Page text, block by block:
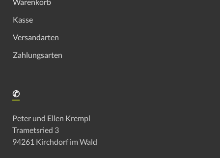
Kasse
Versandarten
Zahlungsarten
✆
Peter und Ellen Krempl
Trametsried 3
94261 Kirchdorf im Wald